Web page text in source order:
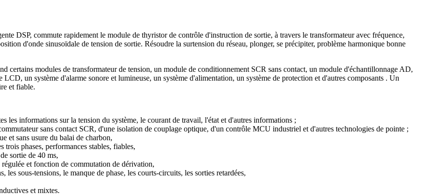
DSP, commute rapidement le module de thyristor de contrôle d'instruction de sortie, à travers le transformateur avec fréquence,
d'onde sinusoïdale de tension de sortie. Résoudre la surtension du réseau, plonger, se précipiter, problème harmonique bonne
certains modules de transformateur de tension, un module de conditionnement SCR sans contact, un module d'échantillonnage AD,
un système d'alarme sonore et lumineuse, un système d'alimentation, un système de protection et d'autres composants . Un
et fiable.
informations sur la tension du système, le courant de travail, l'état et d'autres informations ;
sans contact SCR, d'une isolation de couplage optique, d'un contrôle MCU industriel et d'autres technologies de pointe ;
et sans usure du balai de charbon,
trois phases, performances stables, fiables,
sortie de 40 ms,
et fonction de commutation de dérivation,
sous-tensions, le manque de phase, les courts-circuits, les sorties retardées,
et mixtes.